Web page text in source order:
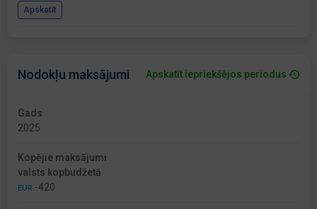
Apskatīt
Nodokļu maksājumi Apskatīt iepriekšējos periodus
Gads
2025
Kopējie maksājumi
valsts kopbudžetā
EUR -420